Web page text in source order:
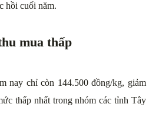
hồi cuối năm.
mua thấp
nay chỉ còn 144.500 đồng/kg, giảm
thấp nhất trong nhóm các tỉnh Tây